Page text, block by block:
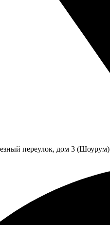
переулок, дом 3 (Шоурум)